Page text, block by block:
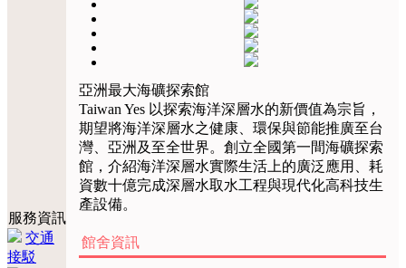
服務資訊
交通
接駁
亞洲最大海礦探索館
Taiwan Yes 以探索海洋深層水的新價值為宗旨，
期望將海洋深層水之健康、環保與節能推廣至台
灣、亞洲及至全世界。創立全國第一間海礦探索
館，介紹海洋深層水實際生活上的廣泛應用、耗
資數十億完成深層水取水工程與現代化高科技生
產設備。
館舍資訊